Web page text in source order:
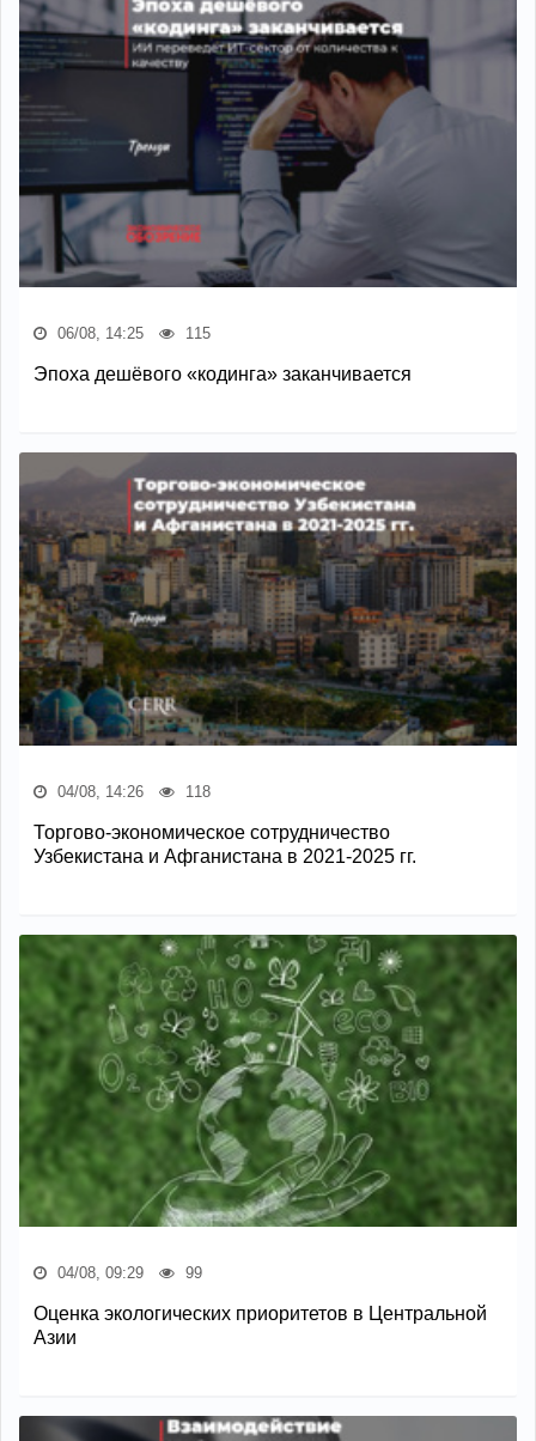
06/08, 14:25 115
Эпоха дешёвого «кодинга» заканчивается
04/08, 14:26 118
Торгово-экономическое сотрудничество
Узбекистана и Афганистана в 2021-2025 гг.
04/08, 09:29 99
Оценка экологических приоритетов в Центральной
Азии